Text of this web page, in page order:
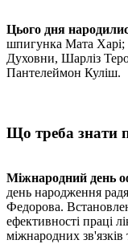
Цього дня
шпигунка Мата Харі;
Духовни, Шарліз
Пантелеймон Куліш.
Що треба знати
Міжнародний день
день народження
Федорова.
ефективності праці
міжнародних зв'язків